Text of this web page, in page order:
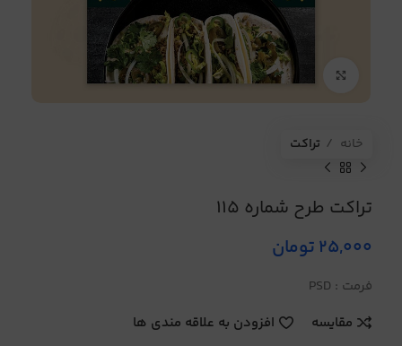
برای بزرگنمایی کلیک کنید
خانه تراکت
تراکت طرح شماره 115
25,000تومان
فرمت : PSD
مقایسه
افزودن به علاقه مندی ها